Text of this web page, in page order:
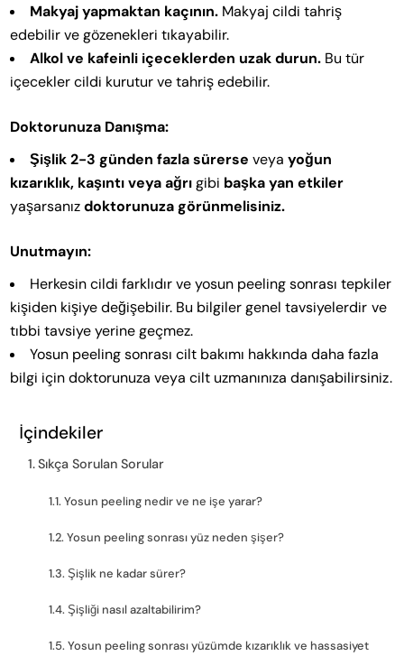
Makyaj yapmaktan kaçının. Makyaj cildi tahriş
edebilir ve gözenekleri tıkayabilir.
Alkol ve kafeinli içeceklerden uzak durun. Bu tür
içecekler cildi kurutur ve tahriş edebilir.
Doktorunuza Danışma:
Şişlik 2-3 günden fazla sürerse veyayoğun
kızarıklık, kaşıntı veya ağrıgibi başka yan etkiler
yaşarsanızdoktorunuza görünmelisiniz.
Unutmayın:
Herkesin cildi farklıdır ve yosun peeling sonrası tepkiler
kişiden kişiye değişebilir. Bu bilgiler genel tavsiyelerdir ve
tıbbi tavsiye yerine geçmez.
Yosun peeling sonrası cilt bakımı hakkında daha fazla
bilgi için doktorunuza veya cilt uzmanınıza danışabilirsiniz.
İçindekiler
Sıkça Sorulan Sorular
Yosun peeling nedir ve ne işe yarar?
Yosun peeling sonrası yüz neden şişer?
Şişlik ne kadar sürer?
Şişliği nasıl azaltabilirim?
Yosun peeling sonrası yüzümde kızarıklık ve hassasiyet